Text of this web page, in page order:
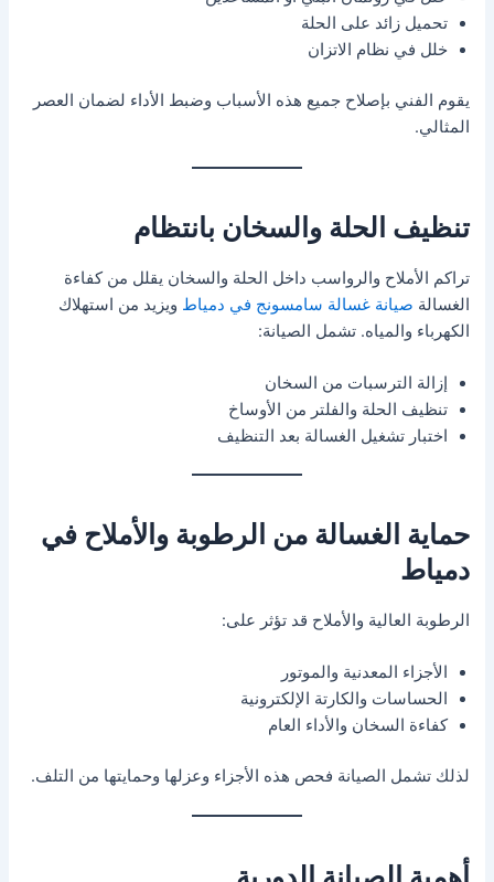
تحميل زائد على الحلة
خلل في نظام الاتزان
يقوم الفني بإصلاح جميع هذه الأسباب وضبط الأداء لضمان العصر
المثالي.
تنظيف الحلة والسخان بانتظام
تراكم الأملاح والرواسب داخل الحلة والسخان يقلل من كفاءة
الغسالة صيانة غسالة سامسونج في دمياط ويزيد من استهلاك
الكهرباء والمياه. تشمل الصيانة:
إزالة الترسبات من السخان
تنظيف الحلة والفلتر من الأوساخ
اختبار تشغيل الغسالة بعد التنظيف
حماية الغسالة من الرطوبة والأملاح في
دمياط
الرطوبة العالية والأملاح قد تؤثر على:
الأجزاء المعدنية والموتور
الحساسات والكارتة الإلكترونية
كفاءة السخان والأداء العام
لذلك تشمل الصيانة فحص هذه الأجزاء وعزلها وحمايتها من التلف.